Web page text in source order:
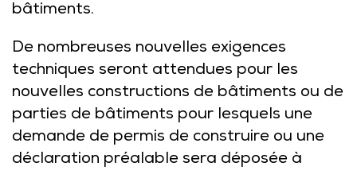
bâtiments.
De nombreuses nouvelles exigences
techniques seront attendues pour les
nouvelles constructions de bâtiments ou de
parties de bâtiments pour lesquels une
demande de permis de construire ou une
déclaration préalable sera déposée à